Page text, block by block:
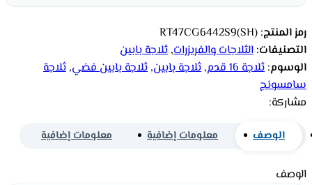
رمز المنتج: RT47CG6442S9(SH)
التصنيفات: الثلاجات والفريزرات, ثلاجة بابين
الوسوم: ثلاجة 16 قدم , ثلاجة بابين, ثلاجة بابين فضي, ثلاجة
سامسونج
مشاركة:
الوصف معلومات إضافية معلومات إضافية
الوصف